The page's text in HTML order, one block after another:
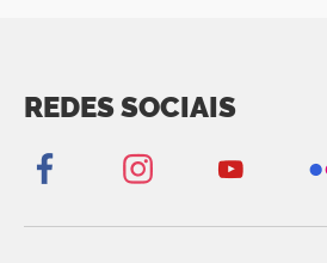
REDES SOCIAIS